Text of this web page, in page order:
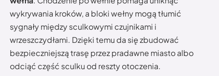
wykrywania kroków, a bloki wełny mogą tłumić
sygnały między sculkowymi czujnikami i
wrzeszczydłami. Dzięki temu da się zbudować
bezpieczniejszą trasę przez pradawne miasto albo
odciąć część sculku od reszty otoczenia.